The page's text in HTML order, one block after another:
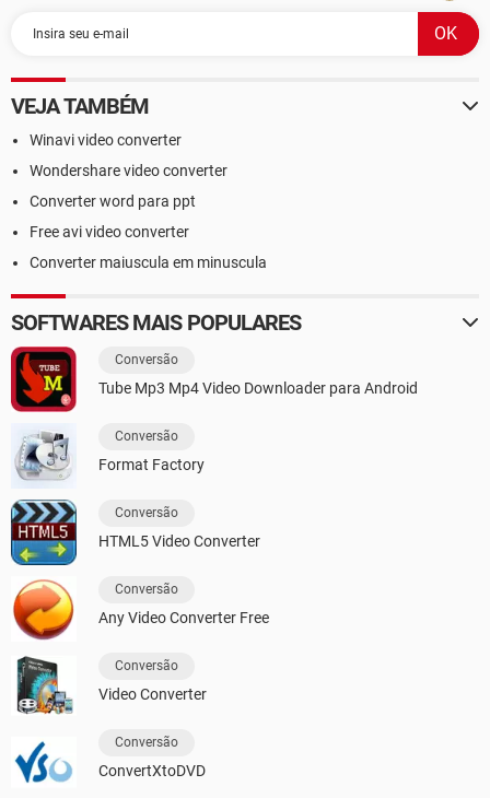
VEJA TAMBÉM
Winavi video converter
Wondershare video converter
Converter word para ppt
Free avi video converter
Converter maiuscula em minuscula
SOFTWARES MAIS POPULARES
Conversão
Tube Mp3 Mp4 Video Downloader para Android
Conversão
Format Factory
Conversão
HTML5 Video Converter
Conversão
Any Video Converter Free
Conversão
Video Converter
Conversão
ConvertXtoDVD